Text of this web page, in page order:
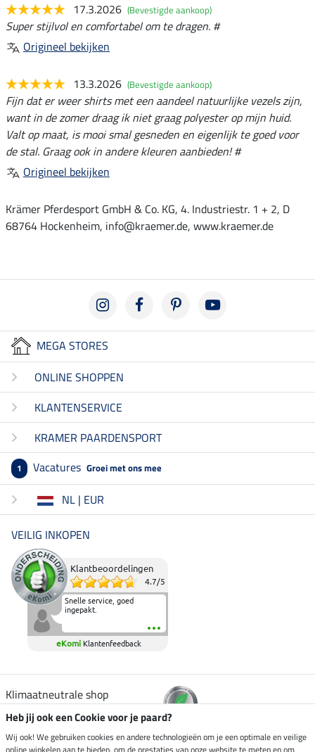
17.3.2026 (Bevestigde aankoop)
Super stijlvol en comfortabel om te dragen. #
Origineel bekijken
13.3.2026 (Bevestigde aankoop)
Fijn dat er weer shirts met een aandeel natuurlijke vezels zijn,
want in de zomer draag ik niet graag polyester op mijn huid.
Valt op maat, is mooi smal gesneden en eigenlijk te goed voor
de stal. Graag ook in andere kleuren aanbieden! #
Origineel bekijken
Krämer Pferdesport GmbH & Co. KG, 4. Industriestr. 1 + 2, D
68764 Hockenheim, info@kraemer.de, www.kraemer.de
MEGA STORES
ONLINE SHOPPEN
KLANTENSERVICE
KRAMER PAARDENSPORT
1 Vacatures Groei met ons mee
NL | EUR
VEILIG INKOPEN
Klantbeoordelingen
4.7/5
Snelle service, goed
ingepakt.
eKomi Klantenfeedback
Klimaatneutrale shop
Verzending per
Heb jij ook een Cookie voor je paard?
Wij ook! We gebruiken cookies en andere technologieën om je een optimale en veilige